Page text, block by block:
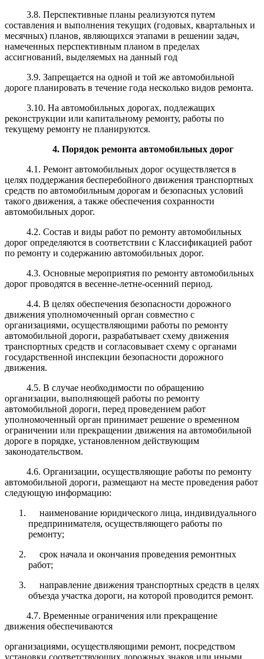
3.8. Перспективные планы реализуются путем
составления и выполнения текущих (годовых, квартальных и
месячных) планов, являющихся этапами в решении задач,
намеченных перспективным планом в пределах
ассигнований, выделяемых на данный год
3.9. Запрещается на одной и той же автомобильной
дороге планировать в течение года несколько видов ремонта.
3.10. На автомобильных дорогах, подлежащих
реконструкции или капитальному ремонту, работы по
текущему ремонту не планируются.
4. Порядок ремонта автомобильных дорог
4.1. Ремонт автомобильных дорог осуществляется в
целях поддержания бесперебойного движения транспортных
средств по автомобильным дорогам и безопасных условий
такого движения, а также обеспечения сохранности
автомобильных дорог.
4.2. Состав и виды работ по ремонту автомобильных
дорог определяются в соответствии с Классификацией работ
по ремонту и содержанию автомобильных дорог.
4.3. Основные мероприятия по ремонту автомобильных
дорог проводятся в весенне-летне-осенний период.
4.4. В целях обеспечения безопасности дорожного
движения уполномоченный орган совместно с
организациями, осуществляющими работы по ремонту
автомобильной дороги, разрабатывает схему движения
транспортных средств и согласовывает схему с органами
государственной инспекции безопасности дорожного
движения.
4.5. В случае необходимости по обращению
организации, выполняющей работы по ремонту
автомобильной дороги, перед проведением работ
уполномоченный орган принимает решение о временном
ограничении или прекращении движения на автомобильной
дороге в порядке, установленном действующим
законодательством.
4.6. Организации, осуществляющие работы по ремонту
автомобильной дороги, размещают на месте проведения работ
следующую информацию:
наименование юридического лица, индивидуального
предпринимателя, осуществляющего работы по
ремонту;
срок начала и окончания проведения ремонтных
работ;
направление движения транспортных средств в целях
объезда участка дороги, на которой проводится ремонт.
4.7. Временные ограничения или прекращение
движения обеспечиваются
организациями, осуществляющими ремонт, посредством
установки соответствующих дорожных знаков или иными